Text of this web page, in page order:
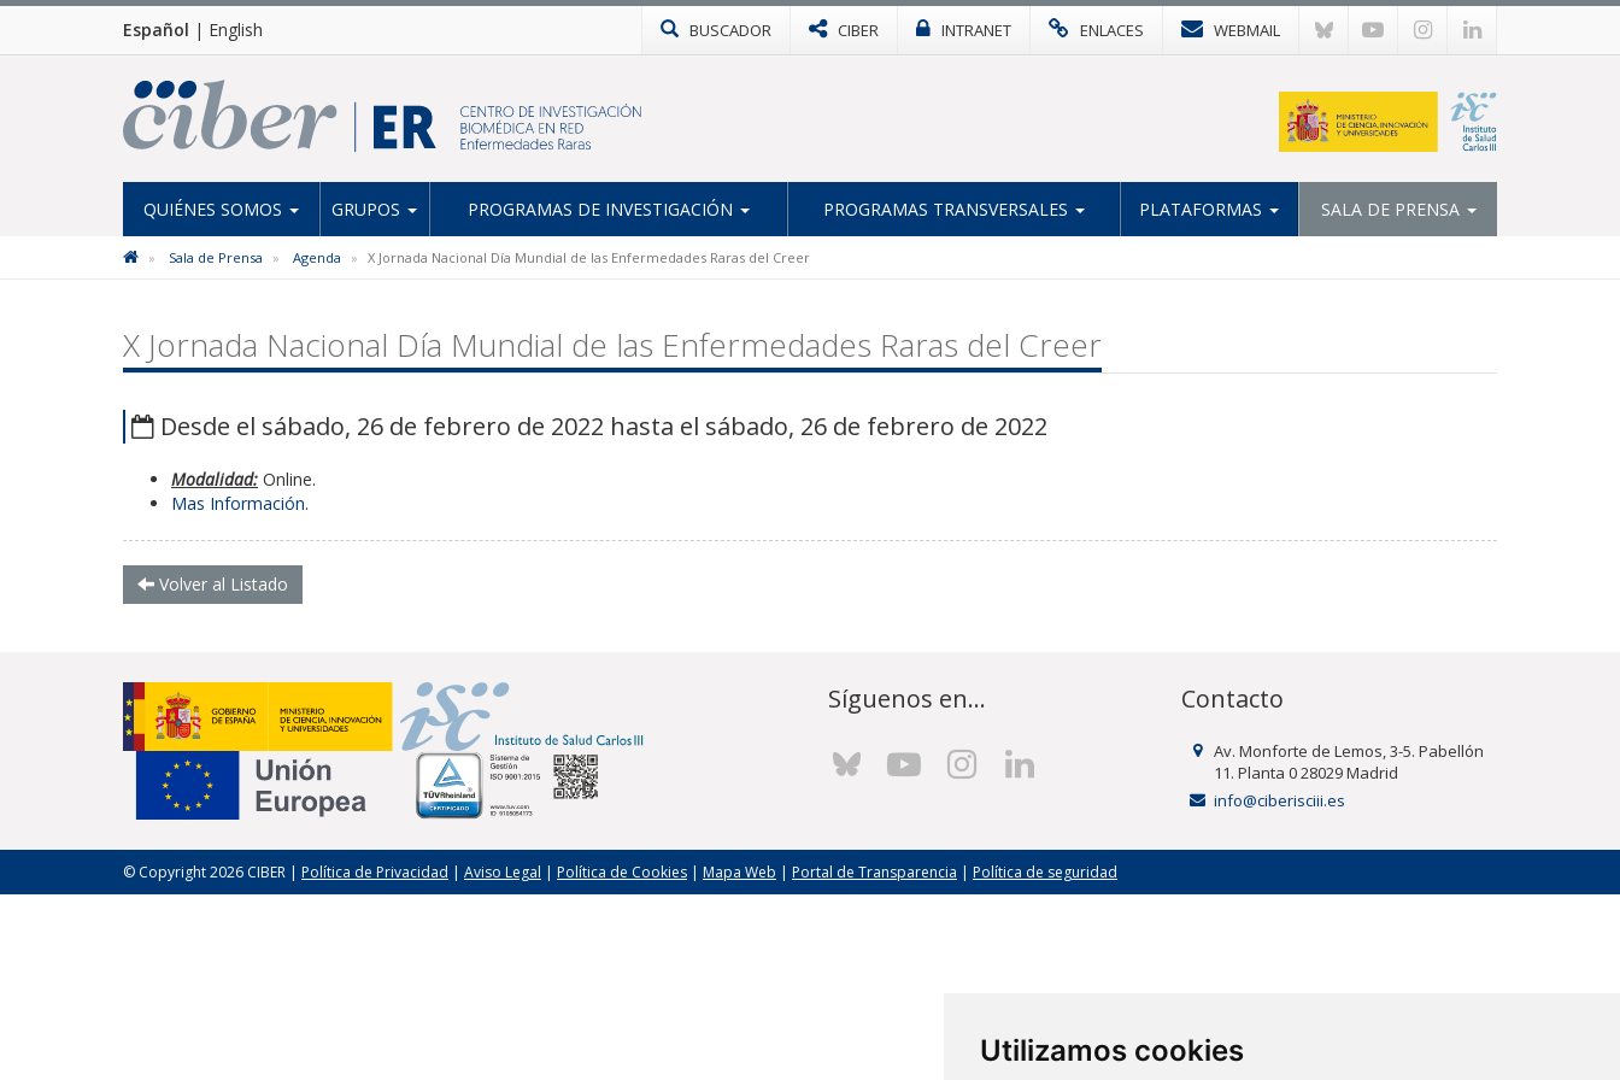
Utilizamos cookies
Español | English BUSCADOR CIBER INTRANET ENLACES WEBMAIL
QUIÉNES SOMOS GRUPOS PROGRAMAS DE INVESTIGACIÓN PROGRAMAS TRANSVERSALES PLATAFORMAS SALA DE PRENSA
Sala de Prensa Agenda X Jornada Nacional Día Mundial de las Enfermedades Raras del Creer
X Jornada Nacional Día Mundial de las Enfermedades Raras del Creer
Desde el sábado, 26 de febrero de 2022 hasta el sábado, 26 de febrero de 2022
Modalidad: Online.
Mas Información.
Volver al Listado
Síguenos en... Contacto
Av. Monforte de Lemos, 3-5. Pabellón
11. Planta 0 28029 Madrid
info@ciberisciii.es
© Copyright 2026 CIBER | Política de Privacidad | Aviso Legal | Política de Cookies | Mapa Web | Portal de Transparencia | Política de seguridad